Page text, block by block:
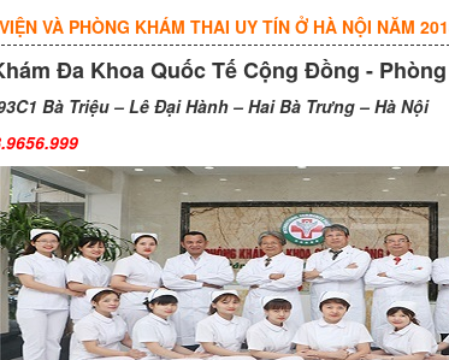
VÀ PHÒNG KHÁM THAI UY TÍN Ở HÀ NỘI NĂM
Đa Khoa Quốc Tế Cộng Đồng -
Bà Triệu – Lê Đại Hành – Hai Bà Trưng – Hà Nội